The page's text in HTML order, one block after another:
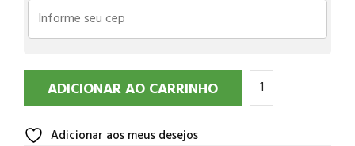
ADICIONAR AO CARRINHO
Adicionar aos meus desejos